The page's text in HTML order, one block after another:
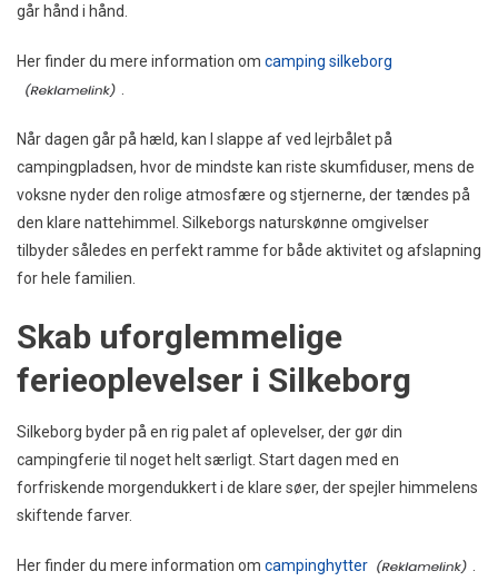
går hånd i hånd.
Her finder du mere information om camping silkeborg
Når dagen går på hæld, kan I slappe af ved lejrbålet på
campingpladsen, hvor de mindste kan riste skumfiduser, mens de
voksne nyder den rolige atmosfære og stjernerne, der tændes på
den klare nattehimmel. Silkeborgs naturskønne omgivelser
tilbyder således en perfekt ramme for både aktivitet og afslapning
for hele familien.
Skab uforglemmelige
ferieoplevelser i Silkeborg
Silkeborg byder på en rig palet af oplevelser, der gør din
campingferie til noget helt særligt. Start dagen med en
forfriskende morgendukkert i de klare søer, der spejler himmelens
skiftende farver.
Her finder du mere information om campinghytter